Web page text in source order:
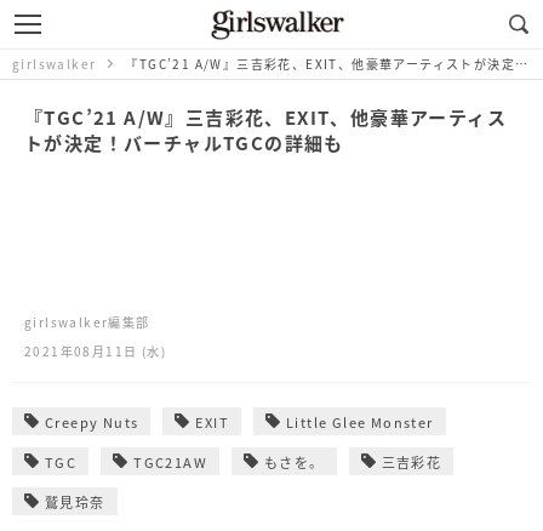
girlswalker 『TGC’21 A/W』三吉彩花、EXIT、他豪華アーティストが決定！バーチャルTGCの詳細も
『TGC’21 A/W』三吉彩花、EXIT、他豪華アーティス
トが決定！バーチャルTGCの詳細も
girlswalker編集部
2021年08月11日 (水)
Creepy Nuts EXIT Little Glee Monster
TGC TGC21AW もさを。 三吉彩花
鷲見玲奈